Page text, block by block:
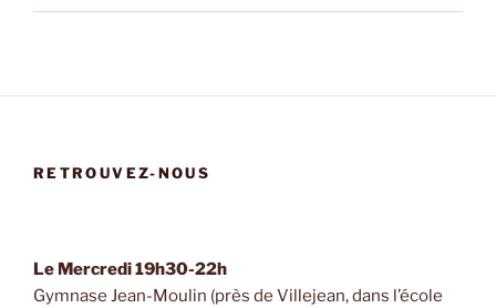
RETROUVEZ-NOUS
Le Mercredi 19h30-22h
Gymnase Jean-Moulin (près de Villejean, dans l’école